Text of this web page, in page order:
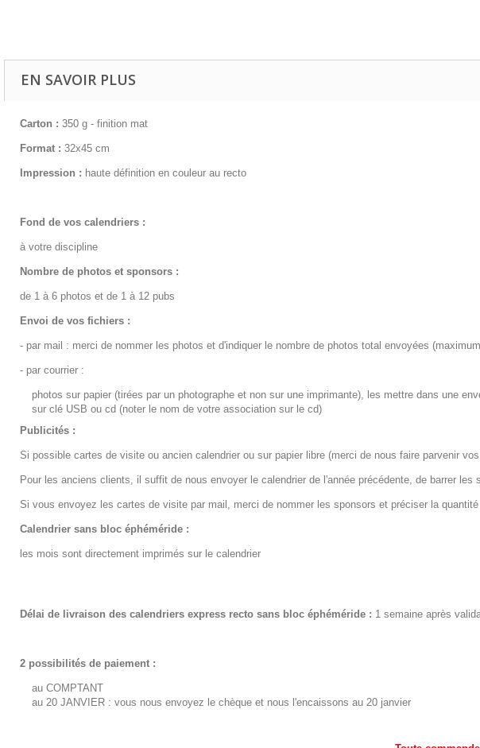
EN SAVOIR PLUS
Carton : 350 g - finition mat
Format : 32x45 cm
Impression : haute définition en couleur au recto
Fond de vos calendriers :
à votre discipline
Nombre de photos et sponsors :
de 1 à 6 photos et de 1 à 12 pubs
Envoi de vos fichiers :
- par mail : merci de nommer les photos et d'indiquer le nombre de photos total envoyées
- par courrier :
photos sur papier (tirées par un photographe et non sur une imprimante), les mettre dans une
sur clé USB ou cd (noter le nom de votre association sur le cd)
Publicités :
Si possible cartes de visite ou ancien calendrier ou sur papier libre (merci de nous faire parvenir
Pour les anciens clients, il suffit de nous envoyer le calendrier de l'année précédente, de barrer
Si vous envoyez les cartes de visite par mail, merci de nommer les sponsors et préciser la
Calendrier sans bloc éphéméride :
les mois sont directement imprimés sur le calendrier
Délai de livraison des calendriers express recto sans bloc éphéméride : 1 semaine après
2 possibilités de paiement :
au COMPTANT
au 20 JANVIER : vous nous envoyez le chèque et nous l'encaissons au 20 janvier